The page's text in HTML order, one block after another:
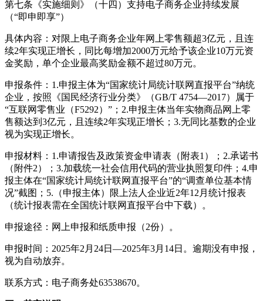
第七条《实施细则》（十四）支持电子商务企业持续发展
（“即申即享”）
具体内容：对限上电子商务企业年网上零售额超3亿元，且连
续2年实现正增长，同比每增加2000万元给予该企业10万元资
金奖励，单个企业最高奖励金额不超过80万元。
申报条件：1.申报主体为“国家统计局统计联网直报平台”纳统
企业，按照《国民经济行业分类》（GB/T 4754—2017）属于
“互联网零售业（F5292）”；2.申报主体当年实物商品网上零
售额达到3亿元，且连续2年实现正增长；3.无同比基数的企业
视为实现正增长。
申报材料：1.申请报告及政策资金申请表（附表1）；2.承诺书
（附件2）；3.加载统一社会信用代码的营业执照复印件；4.申
报主体在“国家统计局统计联网直报平台”的“调查单位基本情
况”截图；5.（申报主体）限上法人企业近2年12月统计报表
（统计报表需在全国统计联网直报平台中下载）。
申报途径：网上申报和纸质申报（2份）。
申报时间：2025年2月24日—2025年3月14日。逾期没有申报，
视为自动放弃。
联系方式：电子商务处63538670。